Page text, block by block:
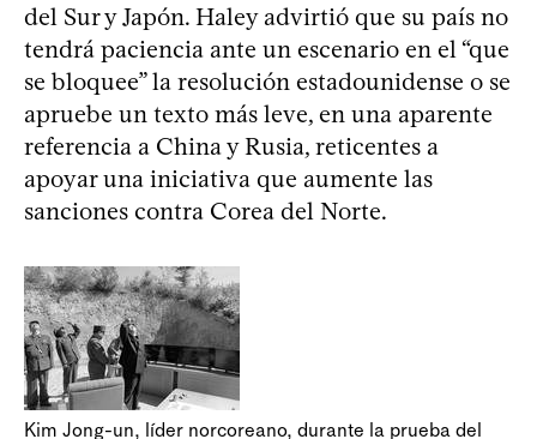
del Sur y Japón. Haley advirtió que su país no
tendrá paciencia ante un escenario en el “que
se bloquee” la resolución estadounidense o se
apruebe un texto más leve, en una aparente
referencia a China y Rusia, reticentes a
apoyar una iniciativa que aumente las
sanciones contra Corea del Norte.
Kim Jong-un, líder norcoreano, durante la prueba del